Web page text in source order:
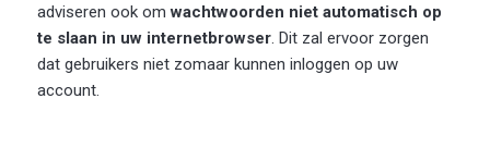
adviseren ook omwachtwoorden niet automatisch op
te slaan in uw internetbrowser. Dit zal ervoor zorgen
dat gebruikers niet zomaar kunnen inloggen op uw
account.